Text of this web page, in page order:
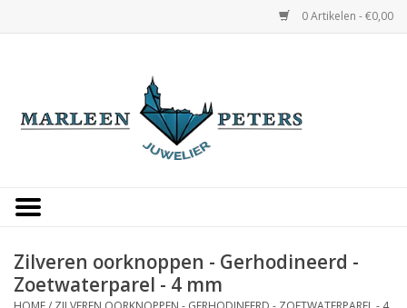
0 Artikelen - €0,00
Occasions
Zilveren oorknoppen - Gerhodineerd -
Zoetwaterparel - 4 mm